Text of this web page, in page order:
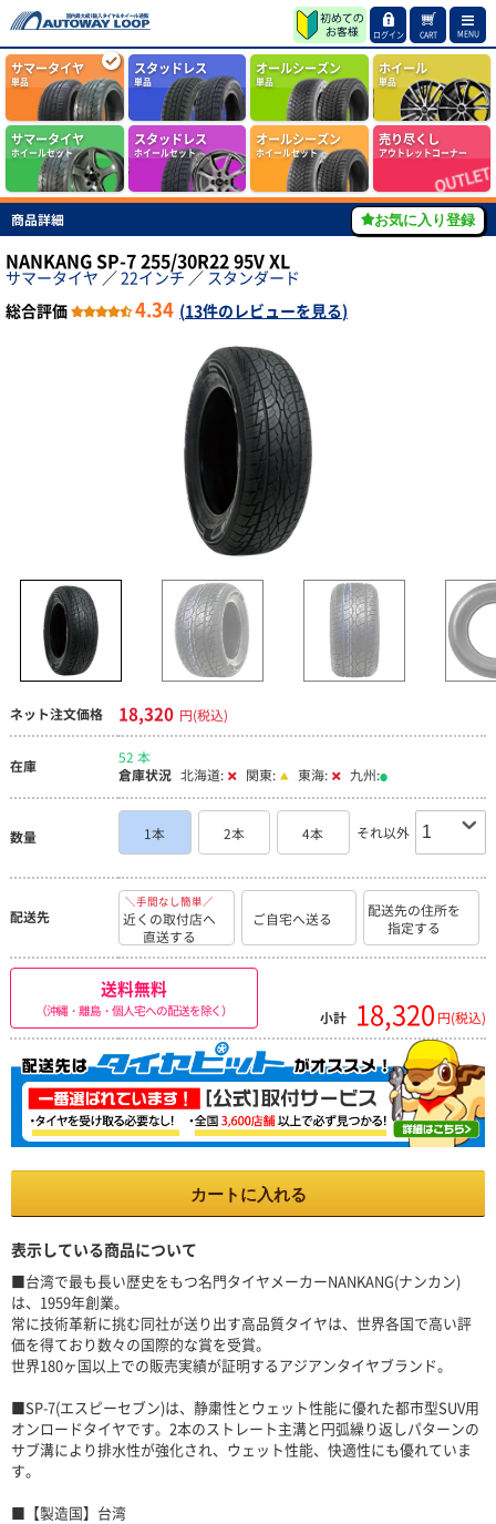
ログイン CART MENU
サマータイヤ
単品
スタッドレス
単品
オールシーズン
単品
ホイール
単品
サマータイヤ
ホイールセット
スタッドレス
ホイールセット
オールシーズン
ホイールセット
売り尽くし
アウトレットコーナー
商品詳細 お気に入り登録
NANKANG SP-7 255/30R22 95V XL
サマータイヤ ／22インチ ／ スタンダード
総合評価
4.34 (13件のレビューを見る)
ネット注文価格 18,320 円(税込)
在庫
52 本
倉庫状況 北海道: 関東: 東海: 九州:
数量 1本 2本 4本 それ以外
配送先
＼手間なし簡単／
近くの取付店へ
直送する
ご自宅へ送る
配送先の住所を
指定する
送料無料
（沖縄・離島・個人宅への配送を除く） 小計 18,320 円(税込)
カートに入れる
表示している商品について
■台湾で最も長い歴史をもつ名門タイヤメーカーNANKANG(ナンカン)
は、1959年創業。
常に技術革新に挑む同社が送り出す高品質タイヤは、世界各国で高い評
価を得ており数々の国際的な賞を受賞。
世界180ヶ国以上での販売実績が証明するアジアンタイヤブランド。
■SP-7(エスピーセブン)は、静粛性とウェット性能に優れた都市型SUV用
オンロードタイヤです。2本のストレート主溝と円弧繰り返しパターンの
サブ溝により排水性が強化され、ウェット性能、快適性にも優れていま
す。
■【製造国】台湾